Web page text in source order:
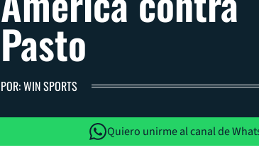
Pasto
POR: WIN SPORTS
Quiero unirme al canal de